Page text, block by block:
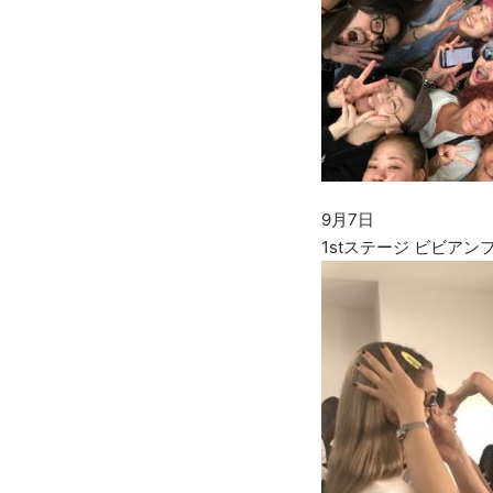
9月7日
1stステージ ビビアン